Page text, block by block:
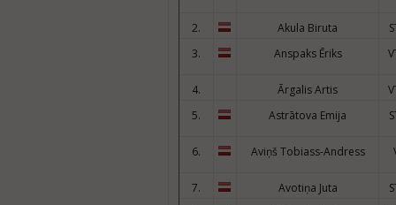
2. Akula Biruta
3.
Anspaks Ēriks
4. Ārgalis Artis
5.
Astrātova Emija
6. Aviņš Tobiass-Andress
7. Avotiņa Juta